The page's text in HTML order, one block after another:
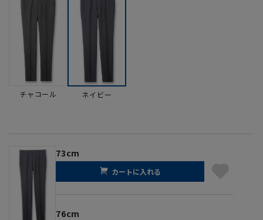
チャコール ネイビー
73cm
カートに入れる
76cm